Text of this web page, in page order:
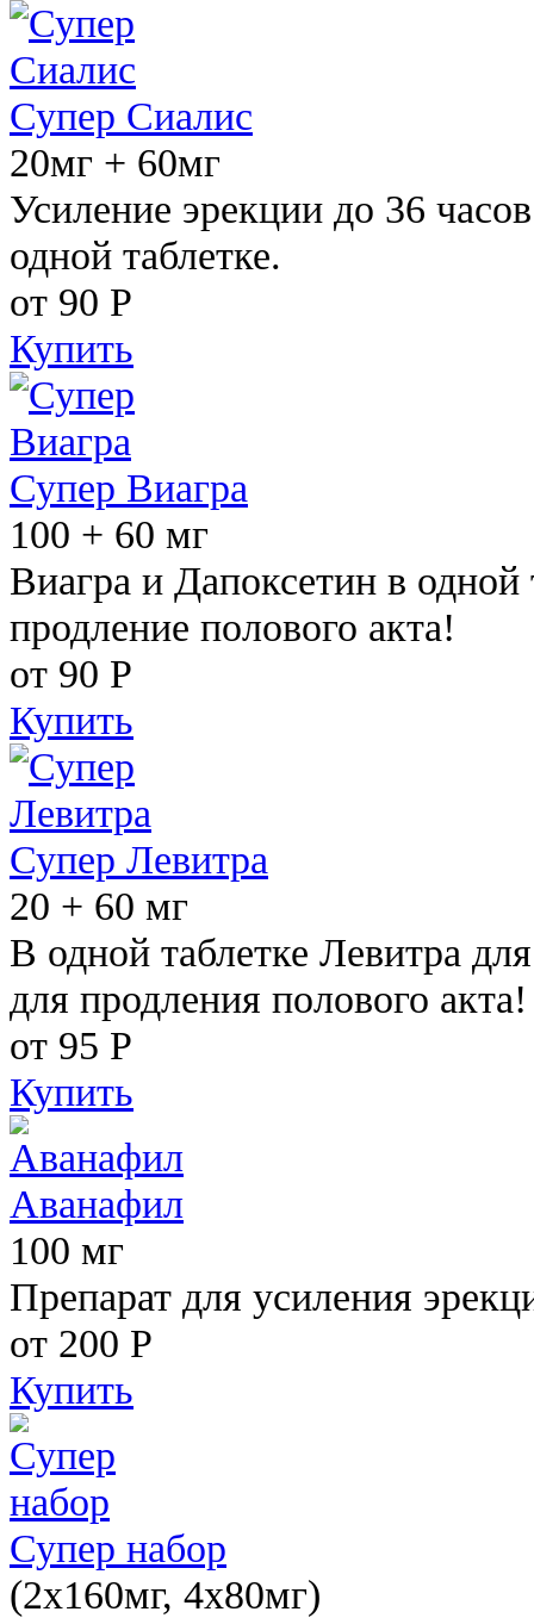
Супер Сиалис
20мг + 60мг
Усиление эрекции до 36
одной таблетке.
от 90 Р
Купить
Супер Виагра
100 + 60 мг
Виагра и Дапоксетин в одной
продление полового акта!
от 90 Р
Купить
Супер Левитра
20 + 60 мг
В одной таблетке Левитра
для продления полового акта!
от 95 Р
Купить
Аванафил
100 мг
Препарат для усиления
от 200 Р
Купить
Супер набор
(2х160мг, 4х80мг)